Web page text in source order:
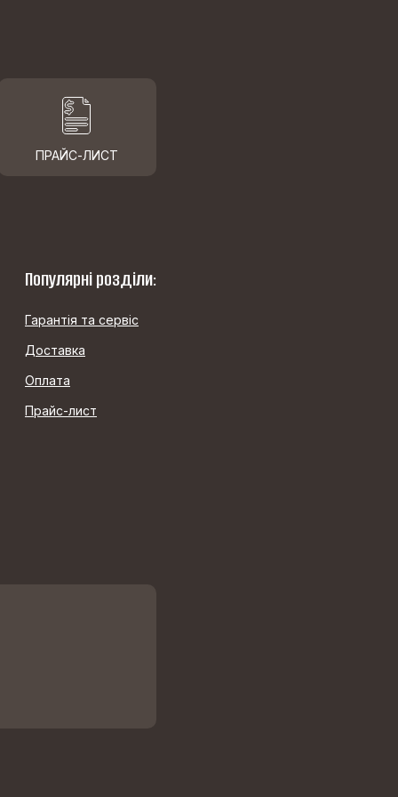
ПРАЙС-ЛИСТ
Популярні розділи:
Гарантія та сервіс
Доставка
Оплата
Прайс-лист